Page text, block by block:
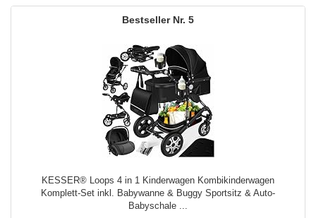
5
KESSER® Loops 4 in 1 Kinderwagen Kombikinderwagen
Komplett-Set inkl. Babywanne & Buggy Sportsitz & Auto-
Babyschale ...